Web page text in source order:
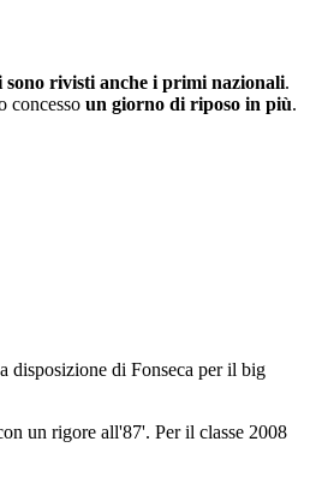
sono rivisti anche i primi nazionali.
concesso un giorno di riposo in più.
disposizione di Fonseca per il big
un rigore all'87'. Per il classe 2008